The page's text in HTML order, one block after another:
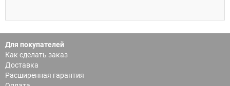
Для покупателей
Как сделать заказ
Доставка
Расширенная гарантия